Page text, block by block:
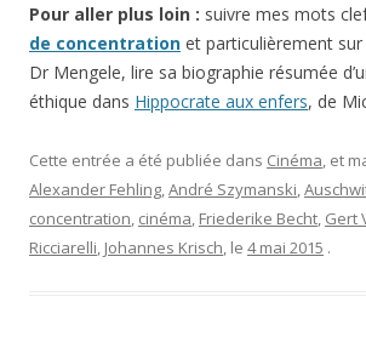
Pour aller plus loin : suivre mes mots
de concentration et particulièrement sur
Dr Mengele, lire sa biographie résumée
éthique dans Hippocrate aux enfers, de
Cette entrée a été publiée dans Cinéma, et
Alexander Fehling,André Szymanski,
concentration, cinéma, Friederike Becht, Gert
Ricciarelli, Johannes Krisch, le 4 mai 2015 .